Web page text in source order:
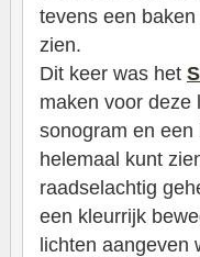
tevens een
zien.
Dit keer was het
maken voor deze
sonogram en
helemaal kunt
raadselachtig
een kleurrijk
lichten